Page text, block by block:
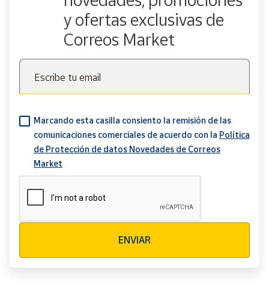
y ofertas exclusivas de
Correos Market
Escribe tu email
Marcando esta casilla consiento la remisión de las
comunicaciones comerciales de acuerdo con la Política
de Protección de datos Novedades de Correos
Market
ENVIAR